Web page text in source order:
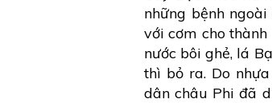
những bệnh
với cơm cho
nước bôi ghẻ, lá
thì bỏ ra. Do
dân châu Phi đã